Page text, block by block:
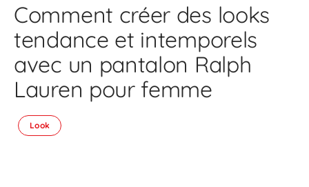
Comment créer des looks
tendance et intemporels
avec un pantalon Ralph
Lauren pour femme
Look